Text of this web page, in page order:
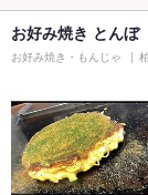
お好み焼き とんぼ
お好み焼き・もんじゃ 柏